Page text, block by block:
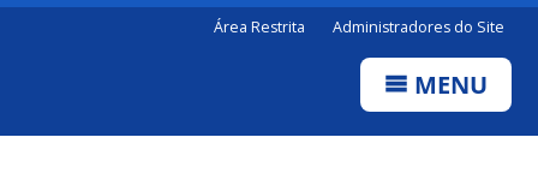
Área Restrita Administradores do Site
MENU